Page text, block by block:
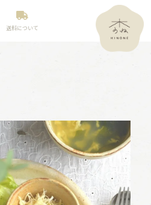
送料について